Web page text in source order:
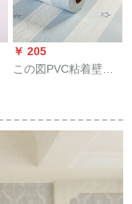
￥ 205
この図PVC粘着壁纸
ださい。